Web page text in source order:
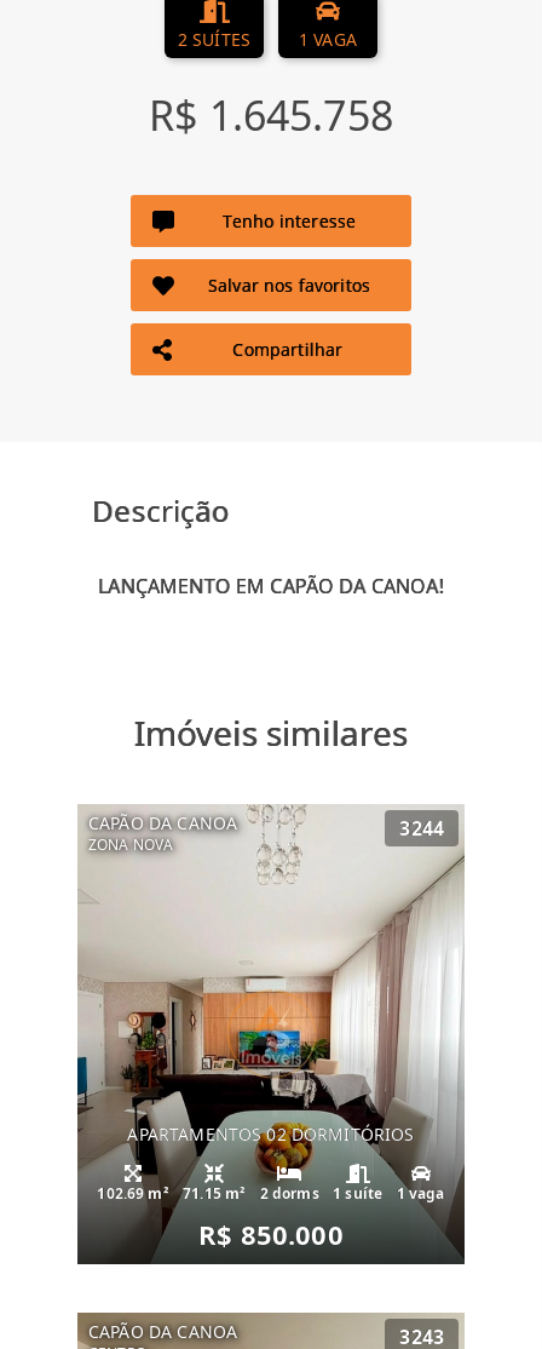
2 SUÍTES 1 VAGA
R$ 1.645.758
Tenho interesse
Salvar nos favoritos
Compartilhar
Descrição
LANÇAMENTO EM CAPÃO DA CANOA!
Imóveis similares
CAPÃO DA CANOA
ZONA NOVA
3244
APARTAMENTOS 02 DORMITÓRIOS
102.69 m² 71.15 m² 2 dorms 1 suíte 1 vaga
R$ 850.000
CAPÃO DA CANOA 3243